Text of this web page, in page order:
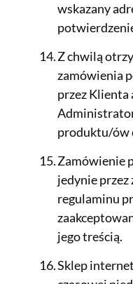
wskazany
Z chwilą
zamówienia
przez Klienta
produktu/ów
Zamówienie
jedynie
regulaminu
jego treścią.
Sklep